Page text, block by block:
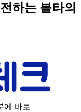
하는 볼타의
에 바로